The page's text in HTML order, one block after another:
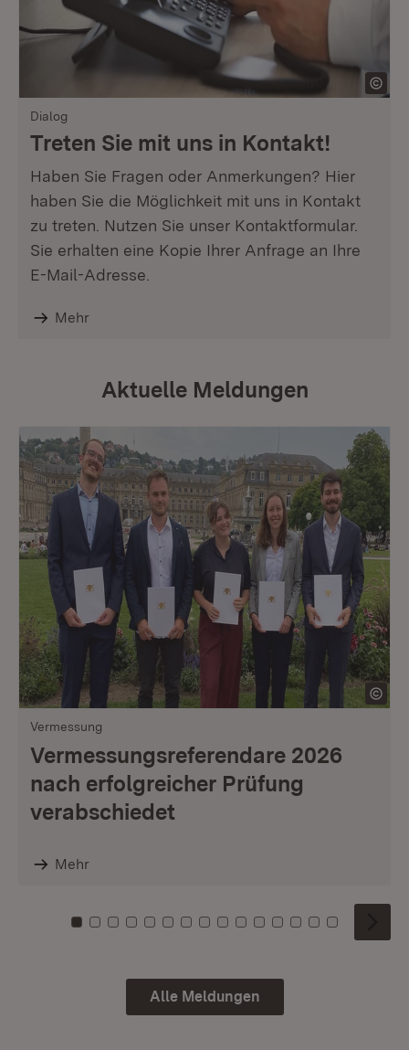
Dialog
Treten Sie mit uns in Kontakt!
Haben Sie Fragen oder Anmerkungen? Hier
haben Sie die Möglichkeit mit uns in Kontakt
zu treten. Nutzen Sie unser Kontaktformular.
Sie erhalten eine Kopie Ihrer Anfrage an Ihre
E-Mail-Adresse.
Mehr
Aktuelle Meldungen
Vermessung
Vermessungsreferendare 2026
nach erfolgreicher Prüfung
verabschiedet
Mehr
Zu Kachel: 0
Zu Kachel: 1
Zu Kachel: 2
Zu Kachel: 3
Zu Kachel: 4
Zu Kachel: 5
Zu Kachel: 6
Zu Kachel: 7
Zu Kachel: 8
Zu Kachel: 9
Zu Kachel: 10
Zu Kachel: 11
Zu Kachel: 12
Zu Kachel:
Zu
Alle Meldungen